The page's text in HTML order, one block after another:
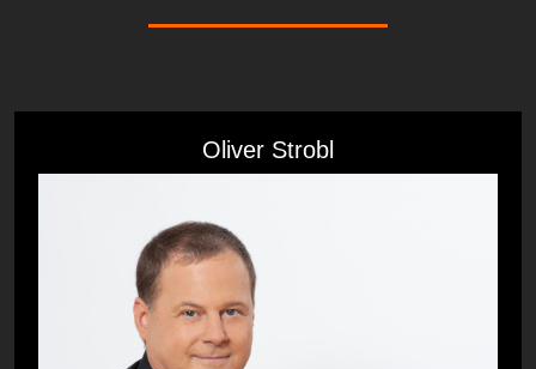
Oliver Strobl